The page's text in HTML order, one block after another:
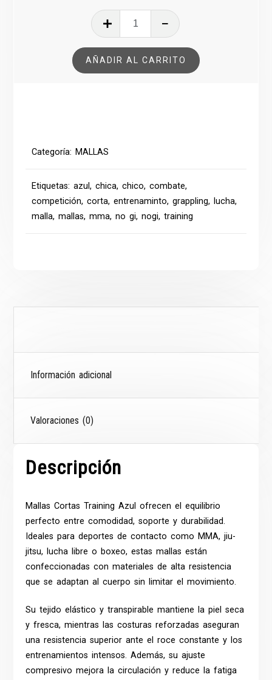
MALLAS
CORTAS
TRAINING
AZUL
AÑADIR AL CARRITO
Categoría: MALLAS
Etiquetas:azul,chica,chico,combate,
competición,corta,entrenaminto,grappling, lucha,
malla,mallas,mma,no gi,nogi,training
Información adicional
Valoraciones (0)
Descripción
Mallas Cortas Training Azul ofrecen el equilibrio
perfecto entre comodidad, soporte y durabilidad.
Ideales para deportes de contacto como MMA, jiu-
jitsu, lucha libre o boxeo, estas mallas están
confeccionadas con materiales de alta resistencia
que se adaptan al cuerpo sin limitar el movimiento.
Su tejido elástico y transpirable mantiene la piel seca
y fresca, mientras las costuras reforzadas aseguran
una resistencia superior ante el roce constante y los
entrenamientos intensos. Además, su ajuste
compresivo mejora la circulación y reduce la fatiga